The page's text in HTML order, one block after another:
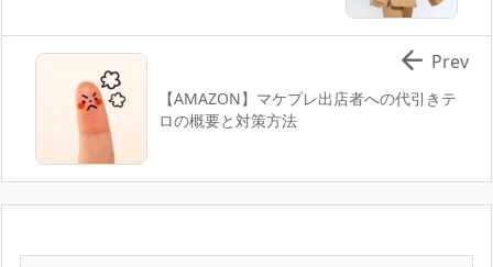
【AMAZON】マケプレ出店者への代引きテ
ロの概要と対策方法
 Prev